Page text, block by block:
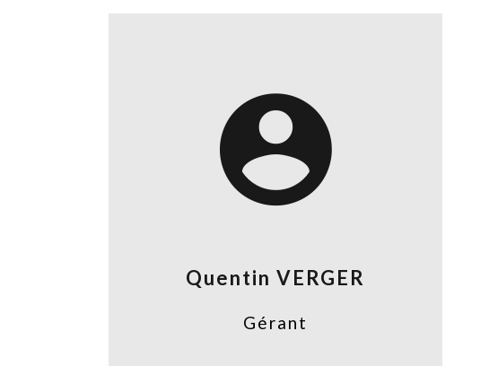
Quentin VERGER
Gérant